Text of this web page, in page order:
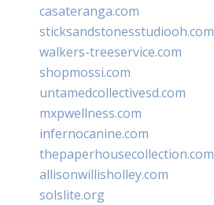
casateranga.com
sticksandstonesstudiooh.com
walkers-treeservice.com
shopmossi.com
untamedcollectivesd.com
mxpwellness.com
infernocanine.com
thepaperhousecollection.com
allisonwillisholley.com
solslite.org